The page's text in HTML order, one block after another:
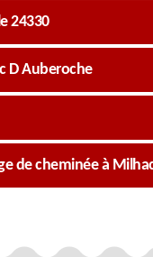
24330
D Auberoche
de cheminée à